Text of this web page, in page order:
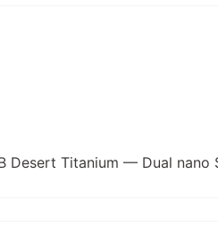
Desert Titanium — Dual nano